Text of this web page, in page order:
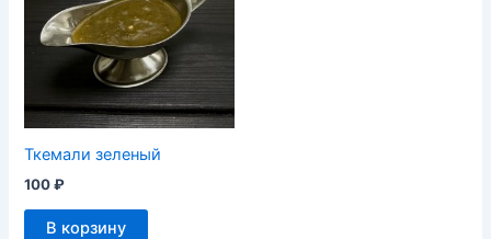
Ткемали зеленый
100₽
В корзину